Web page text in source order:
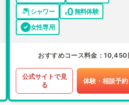
シャワー
無料体験
女性専用
おすすめコース料金 10,450
公式サイトで見
る
体験・相談予約